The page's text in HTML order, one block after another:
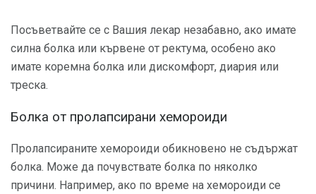
Посъветвайте се с Вашия лекар незабавно, ако имате
силна болка или кървене от ректума, особено ако
имате коремна болка или дискомфорт, диария или
треска.
Болка от пролапсирани хемороиди
Пролапсираните хемороиди обикновено не съдържат
болка. Може да почувствате болка по няколко
причини. Например, ако по време на хемороиди се